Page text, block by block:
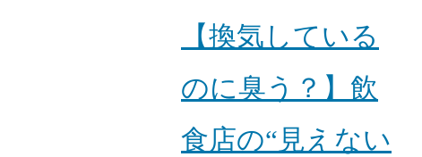
【換気している
のに臭う？】飲
食店の“見えない